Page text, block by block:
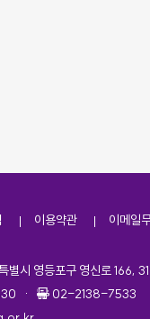
이용약관 이메일
별시 영등포구 영신로 166,
· 팩스번호
02-2138-7533